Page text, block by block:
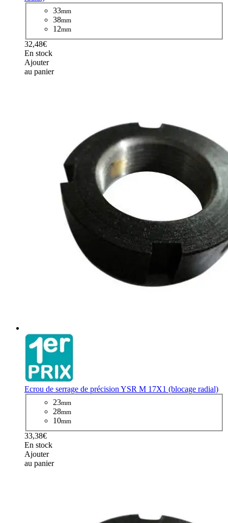
33mm
38mm
12mm
32,48€
En stock
Ajouter
au panier
Ecrou de serrage de précision YSR M 17X1 (blocage radial)
23mm
28mm
10mm
33,38€
En stock
Ajouter
au panier